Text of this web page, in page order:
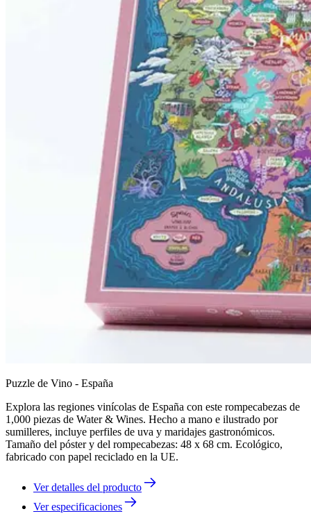
Puzzle de Vino - España
Explora las regiones vinícolas de España con este rompecabezas de
1,000 piezas de Water & Wines. Hecho a mano e ilustrado por
sumilleres, incluye perfiles de uva y maridajes gastronómicos.
Tamaño del póster y del rompecabezas: 48 x 68 cm. Ecológico,
fabricado con papel reciclado en la UE.
Ver detalles del producto
Ver especificaciones